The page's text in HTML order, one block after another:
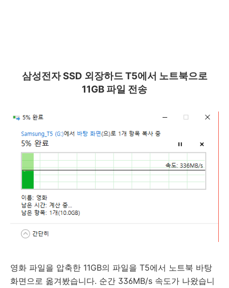
삼성전자 SSD 외장하드 T5에서 노트북으로
11GB 파일 전송
영화 파일을 압축한 11GB의 파일을 T5에서 노트북 바탕
화면으로 옮겨봤습니다. 순간 336MB/s 속도가 나왔습니